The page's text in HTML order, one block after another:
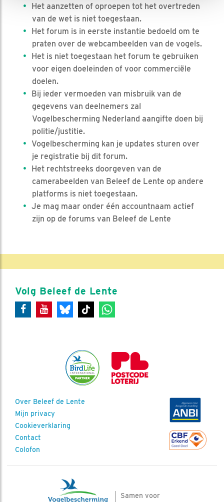
Het aanzetten of oproepen tot het overtreden
van de wet is niet toegestaan.
Het forum is in eerste instantie bedoeld om te
praten over de webcambeelden van de vogels.
Het is niet toegestaan het forum te gebruiken
voor eigen doeleinden of voor commerciële
doelen.
Bij ieder vermoeden van misbruik van de
gegevens van deelnemers zal
Vogelbescherming Nederland aangifte doen bij
politie/justitie.
Vogelbescherming kan je updates sturen over
je registratie bij dit forum.
Het rechtstreeks doorgeven van de
camerabeelden van Beleef de Lente op andere
platforms is niet toegestaan.
Je mag maar onder één accountnaam actief
zijn op de forums van Beleef de Lente
Volg Beleef de Lente
Over Beleef de Lente
Mijn privacy
Cookieverklaring
Contact
Colofon
Samen voor